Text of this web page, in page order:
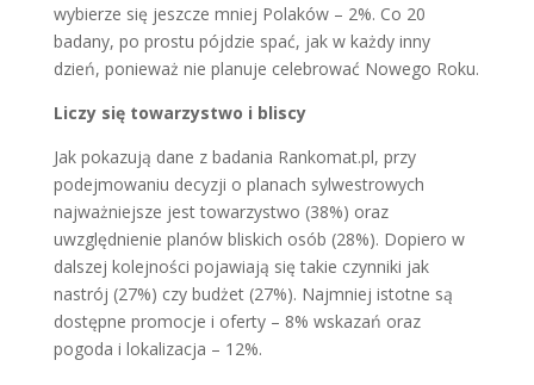
wybierze się jeszcze mniej Polaków – 2%. Co 20
badany, po prostu pójdzie spać, jak w każdy inny
dzień, ponieważ nie planuje celebrować Nowego Roku.
Liczy się towarzystwo i bliscy
Jak pokazują dane z badania Rankomat.pl, przy
podejmowaniu decyzji o planach sylwestrowych
najważniejsze jest towarzystwo (38%) oraz
uwzględnienie planów bliskich osób (28%). Dopiero w
dalszej kolejności pojawiają się takie czynniki jak
nastrój (27%) czy budżet (27%). Najmniej istotne są
dostępne promocje i oferty – 8% wskazań oraz
pogoda i lokalizacja – 12%.